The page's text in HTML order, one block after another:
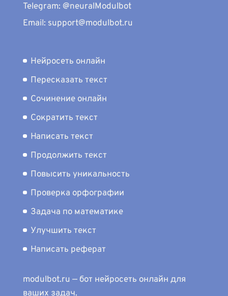
Telegram: @neuralModulbot
Email: support@modulbot.ru
Нейросеть онлайн
Пересказать текст
Сочинение онлайн
Сократить текст
Написать текст
Продолжить текст
Повысить уникальность
Проверка орфографии
Задача по математике
Улучшить текст
Написать реферат
modulbot.ru — бот нейросеть онлайн для
ваших задач.